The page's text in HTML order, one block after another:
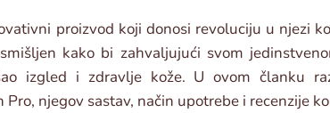
proizvod koji donosi revoluciju u njezi
kako bi zahvaljujući svom
izgled i zdravlje kože. U ovom članku
njegov sastav, način upotrebe i recenzije